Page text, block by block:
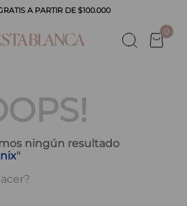
A PARTIR DE $100.000
0
ningún resultado
"